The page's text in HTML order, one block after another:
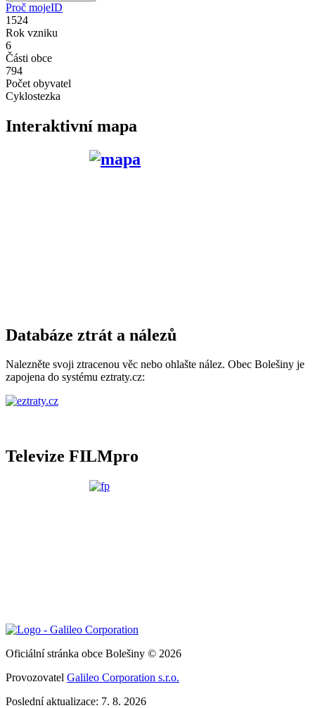
Proč mojeID
1524
Rok vzniku
6
Části obce
794
Počet obyvatel
Cyklostezka
Interaktivní mapa
Databáze ztrát a nálezů
Nalezněte svoji ztracenou věc nebo ohlašte nález. Obec Bolešiny je
zapojena do systému eztraty.cz:
Televize FILMpro
Oficiální stránka obce Bolešiny © 2026
Provozovatel Galileo Corporation s.r.o.
Poslední aktualizace: 7. 8. 2026